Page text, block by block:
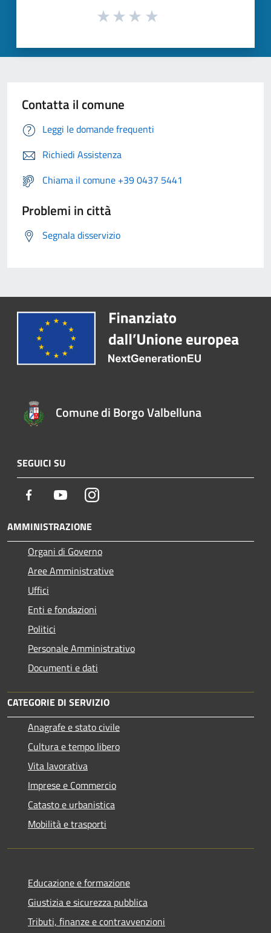
Contatta il comune
Leggi le domande frequenti
Richiedi Assistenza
Chiama il comune +39 0437 5441
Problemi in città
Segnala disservizio
Comune di Borgo Valbelluna
SEGUICI SU
Facebook YoutubeInstagram
AMMINISTRAZIONE
Organi di Governo
Aree Amministrative
Uffici
Enti e fondazioni
Politici
Personale Amministrativo
Documenti e dati
CATEGORIE DI SERVIZIO
Anagrafe e stato civile
Cultura e tempo libero
Vita lavorativa
Imprese e Commercio
Catasto e urbanistica
Mobilità e trasporti
Educazione e formazione
Giustizia e sicurezza pubblica
Tributi, finanze e contravvenzioni